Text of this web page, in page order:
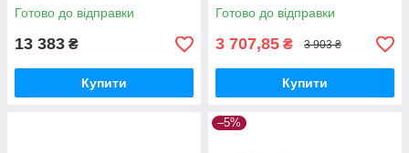
ширина 560мм, висота
400мм
Готово до відправки
13 383 ₴
Купити
Готово до відправки
3 707,85 ₴ 3 903 ₴
Купити
–5%